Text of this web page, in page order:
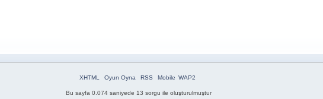
XHTML Oyun Oyna RSS Mobile WAP2
Bu sayfa 0.074 saniyede 13 sorgu ile oluşturulmuştur